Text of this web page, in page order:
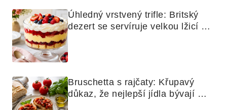
Úhledný vrstvený trifle: Britský
dezert se servíruje velkou lžicí
Bruschetta s rajčaty: Křupavý
důkaz, že nejlepší jídla bývají